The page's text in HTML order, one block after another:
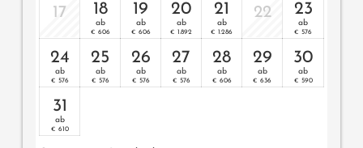
17 18
ab
€ 606
19
ab
€ 606
20
ab
€ 1.892
21
ab
€ 1.286
22 23
ab
€ 576
24
ab
€ 576
25
ab
€ 576
26
ab
€ 576
27
ab
€ 576
28
ab
€ 606
29
ab
€ 636
30
ab
€ 590
31
ab
€ 610